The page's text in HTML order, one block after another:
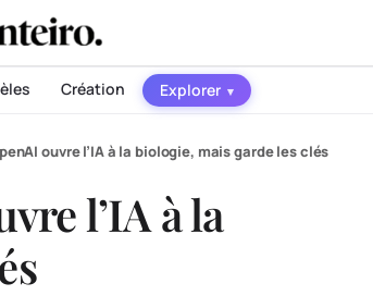
Création Explorer ▾
ouvre l’IA à la biologie, mais garde les clés
l’IA à la